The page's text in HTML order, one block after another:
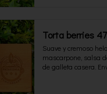
Torta berries
Suave y cremoso
mascarpone, salsa
de galleta casera.